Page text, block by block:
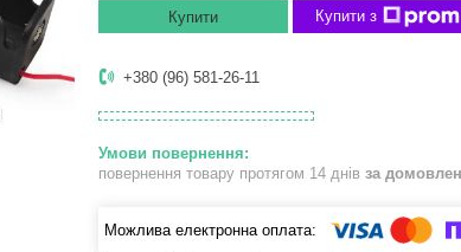
Купити Купити з
+380 (96) 581-26-11
повернення товару протягом 14 днів за